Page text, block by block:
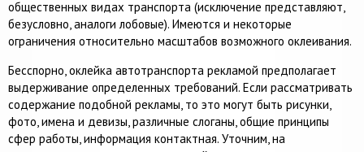
общественных видах транспорта (исключение представляют,
безусловно, аналоги лобовые). Имеются и некоторые
ограничения относительно масштабов возможного оклеивания.
Бесспорно, оклейка автотранспорта рекламой предполагает
выдерживание определенных требований. Если рассматривать
содержание подобной рекламы, то это могут быть рисунки,
фото, имена и девизы, различные слоганы, общие принципы
сфер работы, информация контактная. Уточним, на